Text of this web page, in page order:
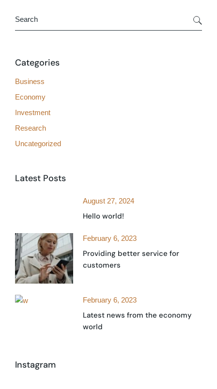
Categories
Business
Economy
Investment
Research
Uncategorized
Latest Posts
August 27, 2024
Hello world!
February 6, 2023
Providing better service for
customers
February 6, 2023
Latest news from the economy
world
Instagram